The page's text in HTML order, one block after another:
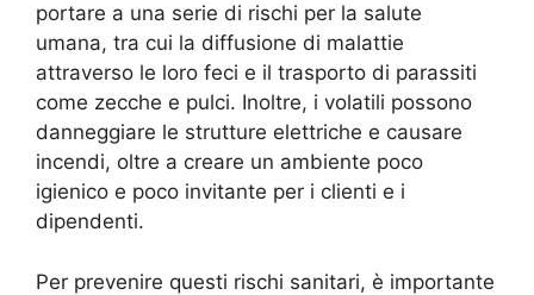
portare a una serie di rischi per la salute
umana, tra cui la diffusione di malattie
attraverso le loro feci e il trasporto di parassiti
come zecche e pulci. Inoltre, i volatili possono
danneggiare le strutture elettriche e causare
incendi, oltre a creare un ambiente poco
igienico e poco invitante per i clienti e i
dipendenti.
Per prevenire questi rischi sanitari, è importante